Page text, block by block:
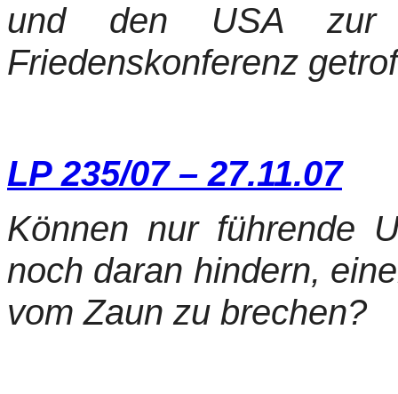
und den USA zur
Friedenskonferenz
LP 235/07 – 27.11.07
Können nur führende
noch daran hindern,
vom Zaun zu brechen?